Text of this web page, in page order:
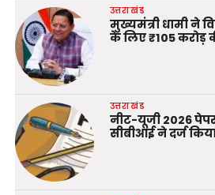
उत्तराखंड
मुख्यमंत्री धामी ने
के लिए ₹105 करोड़
उत्तराखंड
नीट-यूजी 2026
सीबीआई ने दर्ज